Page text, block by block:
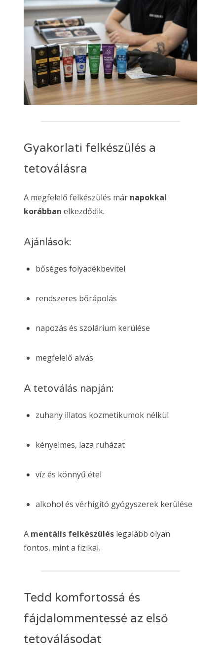
Gyakorlati felkészülés a
tetoválásra
A megfelelő felkészülés már napokkal
korábban elkezdődik.
Ajánlások:
bőséges folyadékbevitel
rendszeres bőrápolás
napozás és szolárium kerülése
megfelelő alvás
A tetoválás napján:
zuhany illatos kozmetikumok nélkül
kényelmes, laza ruházat
víz és könnyű étel
alkohol és vérhígító gyógyszerek kerülése
A mentális felkészülés legalább olyan
fontos, mint a fizikai.
Tedd komfortossá és
fájdalommentessé az első
tetoválásodat